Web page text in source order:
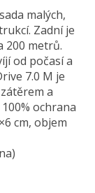
malých,
Zadní je
200 metrů.
od počasí a
7.0 M je
a
ochrana
cm, objem